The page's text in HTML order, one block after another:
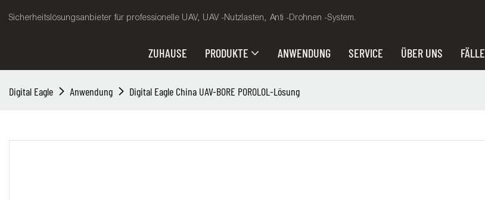
Sicherheitslösungsanbieter für professionelle UAV, UAV -Nutzlasten, Anti -Drohnen -System.
ZUHAUSE PRODUKTE ANWENDUNG SERVICE ÜBER UNS FÄLLE
Digital Eagle Anwendung Digital Eagle China UAV-BORE POROLOL-Lösung